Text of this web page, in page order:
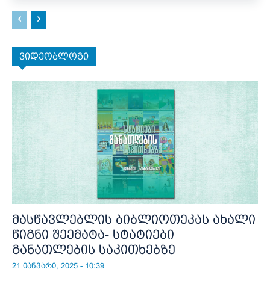
ვიდეობლოგი
მასწავლებლის ბიბლიოთეკას ახალი
წიგნი შეემატა- სტატიები
განათლების საკითხებზე
21 იანვარი, 2025 - 10:39